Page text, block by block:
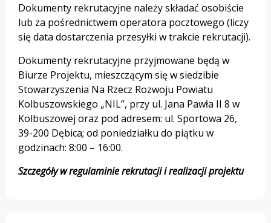
Dokumenty rekrutacyjne należy składać osobiście
lub za pośrednictwem operatora pocztowego (liczy
się data dostarczenia przesyłki w trakcie rekrutacji).
Dokumenty rekrutacyjne przyjmowane będą w
Biurze Projektu, mieszczącym się w siedzibie
Stowarzyszenia Na Rzecz Rozwoju Powiatu
Kolbuszowskiego „NIL”, przy ul. Jana Pawła II 8 w
Kolbuszowej oraz pod adresem: ul. Sportowa 26,
39-200 Dębica; od poniedziałku do piątku w
godzinach: 8:00 – 16:00.
Szczegóły w regulaminie rekrutacji i realizacji projektu